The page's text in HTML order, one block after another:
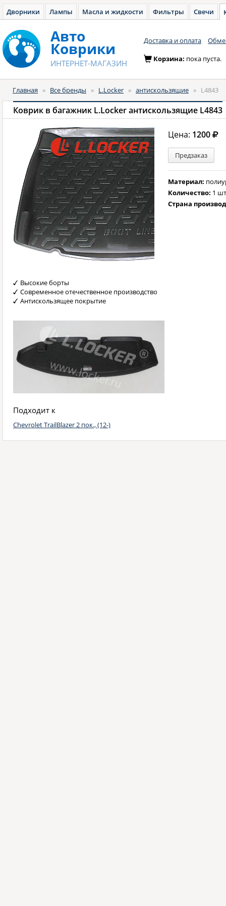
Дворники Лампы Масла и жидкости Фильтры Свечи
Авто
Коврики
ИНТЕРНЕТ-МАГАЗИН
Доставка и оплата
Корзина: пока пуста.
Главная » Все бренды » L.Locker » антискользящие » L4843
Коврик в багажник L.Locker антискользящие L4843
Цена: 1200
Предзаказ
Материал:
Количество: 1
Страна
Высокие борты
Современное отечественное производство
Антискользящее покрытие
Подходит к
Chevrolet TrailBlazer 2 пок., (12-)